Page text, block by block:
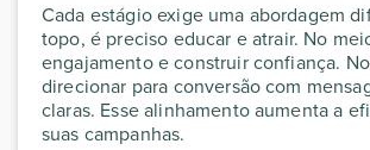
Cada estágio exige uma abordagem
topo, é preciso educar e atrair. No
engajamento e construir confiança.
direcionar para conversão com
claras. Esse alinhamento aumenta a
suas campanhas.